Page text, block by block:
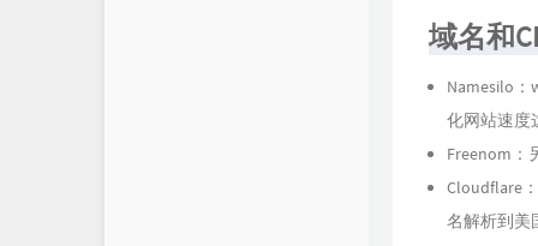
域名和
Namesilo
化网站速度
Freenom：
Cloudflare
名解析到美